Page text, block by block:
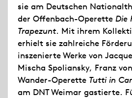
sie am Deutschen
der Offenbach-Operette Die
Trapezunt. Mit ihrem
erhielt sie zahlreiche
inszenierte Werke von
Mischa Spoliansky, Franz
Wander-Operette Tutti in
am DNT Weimar gastierte.